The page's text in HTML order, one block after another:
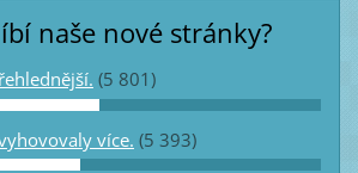
naše nové stránky?
(5 801)
více. (5 393)